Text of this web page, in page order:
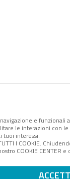
e
le interazioni con
tuoi interessi.
I COOKIE.
COOKIE